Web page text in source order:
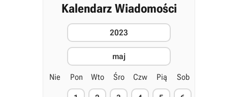
Kalendarz Wiadomości
2023
maj
Nie Pon Wto Śro Czw Pią Sob